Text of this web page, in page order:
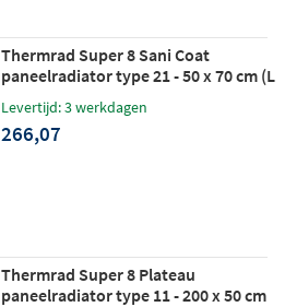
Thermrad Super 8 Sani Coat
paneelradiator type 21 - 50 x 70 cm (L
Levertijd: 3 werkdagen
266,07
Thermrad Super 8 Plateau
paneelradiator type 11 - 200 x 50 cm